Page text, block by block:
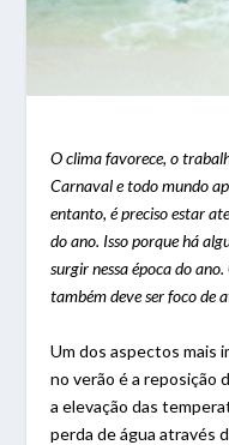
O clima favorece, o
Carnaval e todo mundo
entanto, é preciso estar
do ano. Isso porque há
surgir nessa época do
também deve ser foco de
Um dos aspectos mais
no verão é a reposição
a elevação das
perda de água através